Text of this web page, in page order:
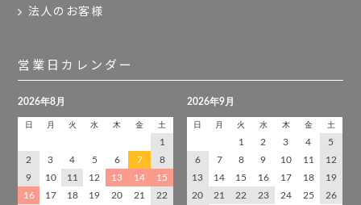
法人のお客様
営業日カレンダー